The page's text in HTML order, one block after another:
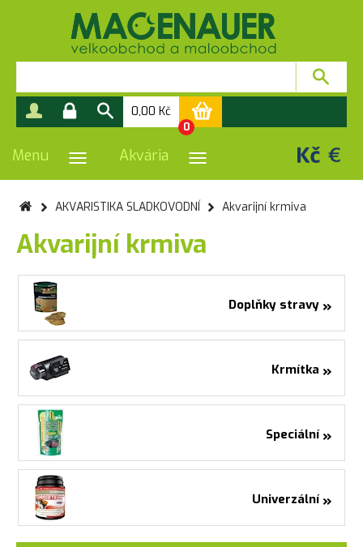
0,00 Kč
0
PŘEPNOUT NAVIGACI
Menu PŘEPNOUT NAVIGACI
Akvária
AKVARISTIKA SLADKOVODNÍ Akvarijní krmiva
Akvarijní krmiva
Doplňky stravy »
Krmítka »
Speciální »
Univerzální »